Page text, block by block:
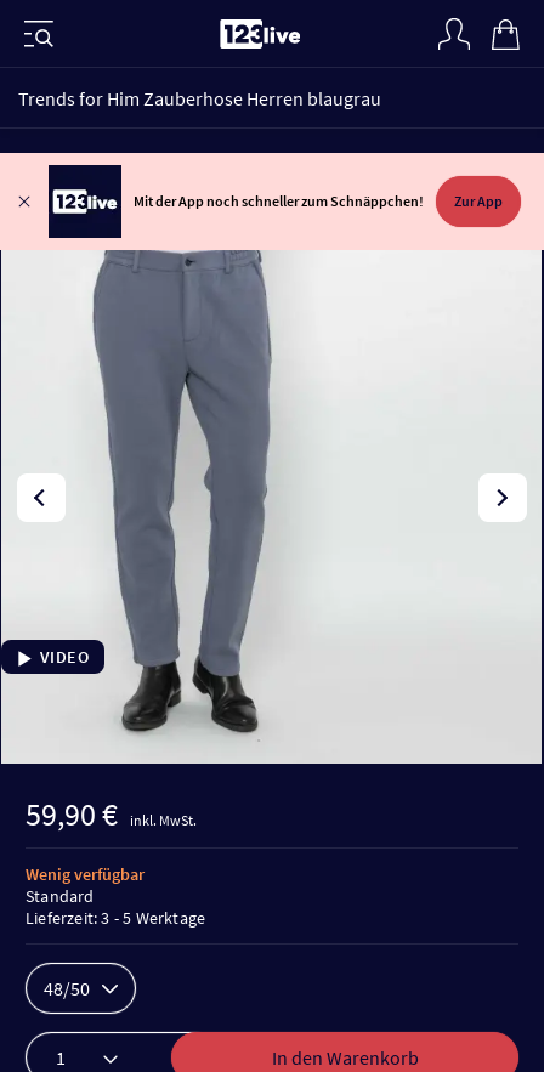
Trends for Him Zauberhose Herren blaugrau
Mit der App noch schneller zum Schnäppchen! Zur App
VIDEO
59,90 € inkl. MwSt.
48/50
In den Warenkorb
Wenig verfügbar
Standard
Lieferzeit: 3 - 5 Werktage